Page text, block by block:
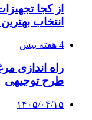
از کجا
انتخاب
4 هفته پیش
راه اندازی
طرح توجیهی
۱۴۰۵/۰۴/۱۵